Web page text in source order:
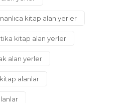
kitap alan yerler
kitap alan yerler
alan yerler
alanlar